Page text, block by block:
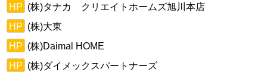
HP (株)タナカ クリエイトホームズ旭川本店
HP (株)大東
HP (株)Daimal HOME
HP (株)ダイメックスパートナーズ